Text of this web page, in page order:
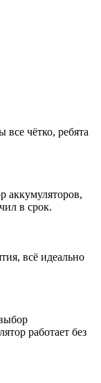
все чётко, ребята
аккумуляторов,
в срок.
всё идеально
работает без